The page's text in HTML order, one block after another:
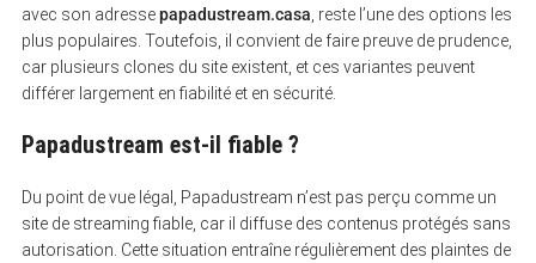
avec son adressepapadustream.casa , reste l’une des options les
plus populaires. Toutefois, il convient de faire preuve de prudence,
car plusieurs clones du site existent, et ces variantes peuvent
différer largement en fiabilité et en sécurité.
Papadustream est-il fiable ?
Du point de vue légal, Papadustream n’est pas perçu comme un
site de streaming fiable, car il diffuse des contenus protégés sans
autorisation. Cette situation entraîne régulièrement des plaintes de